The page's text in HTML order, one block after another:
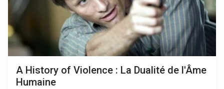
A History of Violence : La Dualité de l'Âme
Humaine